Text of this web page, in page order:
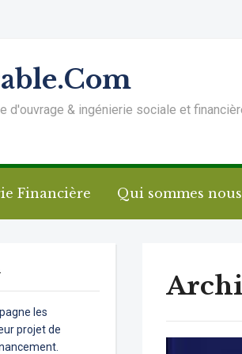
d'ouvrage & ingénierie sociale et
Financière Qui sommes nous
les
projet de